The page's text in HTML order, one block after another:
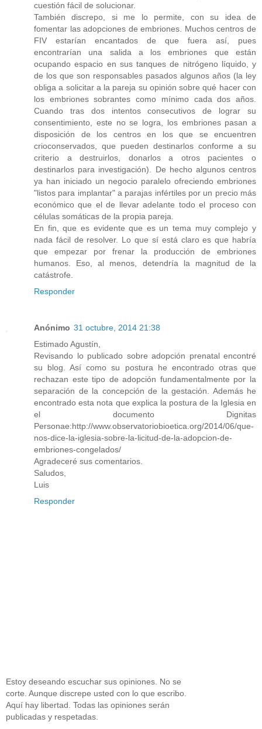
cuestión fácil de solucionar.
También discrepo, si me lo permite, con su idea de
fomentar las adopciones de embriones. Muchos centros de
FIV estarían encantados de que fuera así, pues
encontrarían una salida a los embriones que están
ocupando espacio en sus tanques de nitrógeno líquido, y
de los que son responsables pasados algunos años (la ley
obliga a solicitar a la pareja su opinión sobre qué hacer con
los embriones sobrantes como mínimo cada dos años.
Cuando tras dos intentos consecutivos de lograr su
consentimiento, este no se logra, los embriones pasan a
disposición de los centros en los que se encuentren
crioconservados, que pueden destinarlos conforme a su
criterio a destruirlos, donarlos a otros pacientes o
destinarlos para investigación). De hecho algunos centros
ya han iniciado un negocio paralelo ofreciendo embriones
"listos para implantar" a parajas infértiles por un precio más
económico que el de llevar adelante todo el proceso con
células somáticas de la propia pareja.
En fin, que es evidente que es un tema muy complejo y
nada fácil de resolver. Lo que sí está claro es que habría
que empezar por frenar la producción de embriones
humanos. Eso, al menos, detendría la magnitud de la
catástrofe.
Responder
Anónimo 31 octubre, 2014 21:38
Estimado Agustín,
Revisando lo publicado sobre adopción prenatal encontré
su blog. Así como su postura he encontrado otras que
rechazan este tipo de adopción fundamentalmente por la
separación de la concepción de la gestación. Además he
encontrado esta nota que explica la postura de la Iglesia en
el documento Dignitas
Personae:http://www.observatoriobioetica.org/2014/06/que-
nos-dice-la-iglesia-sobre-la-licitud-de-la-adopcion-de-
embriones-congelados/
Agradeceré sus comentarios.
Saludos,
Luis
Responder
Estoy deseando escuchar sus opiniones. No se
corte. Aunque discrepe usted con lo que escribo.
Aquí hay libertad. Todas las opiniones serán
publicadas y respetadas.